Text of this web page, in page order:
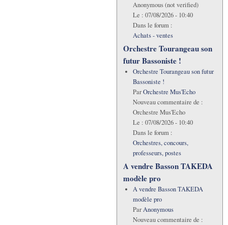
Anonymous (not verified)
Le : 07/08/2026 - 10:40
Dans le forum :
Achats - ventes
Orchestre Tourangeau son
futur Bassoniste !
Orchestre Tourangeau son futur
Bassoniste !
ParOrchestre Mus'Echo
Nouveau commentaire de :
Orchestre Mus'Echo
Le : 07/08/2026 - 10:40
Dans le forum :
Orchestres, concours,
professeurs, postes
A vendre Basson TAKEDA
modèle pro
A vendre Basson TAKEDA
modèle pro
ParAnonymous
Nouveau commentaire de :